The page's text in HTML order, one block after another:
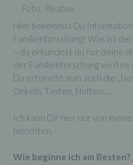
Foto: Pixabay
Hier bekommst Du
Familienforschung! Was ist
– da erkundest du nur deine
der Familienforschung wird
Da erforscht man auch die
Onkeln, Tanten, Neffen….
Ich kann Dir hier nur von
berichten.
Wie beginne ich am Besten?